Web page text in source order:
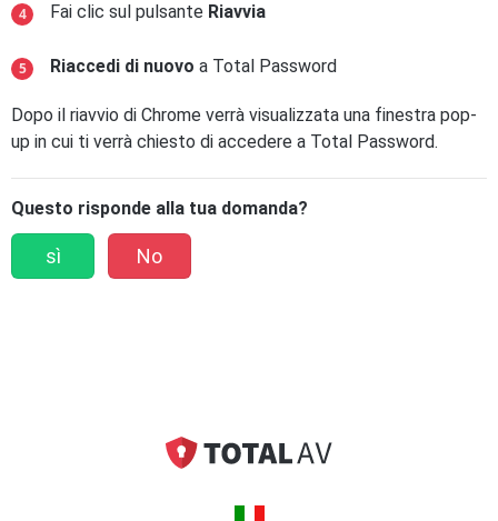
Fai clic sul pulsante Riavvia
Riaccedi di nuovo a Total Password
Dopo il riavvio di Chrome verrà visualizzata una finestra pop-
up in cui ti verrà chiesto di accedere a Total Password.
Questo risponde alla tua domanda?
sì No